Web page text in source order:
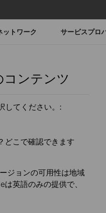
ットワーク サービスプロ
コンテンツ
してください。:
どこで確認できます
ジョンの可用性は地域
英語のみの提供で、